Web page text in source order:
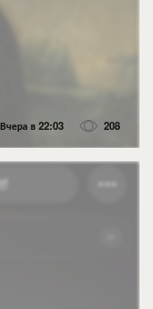
Вчера в 22:03 208